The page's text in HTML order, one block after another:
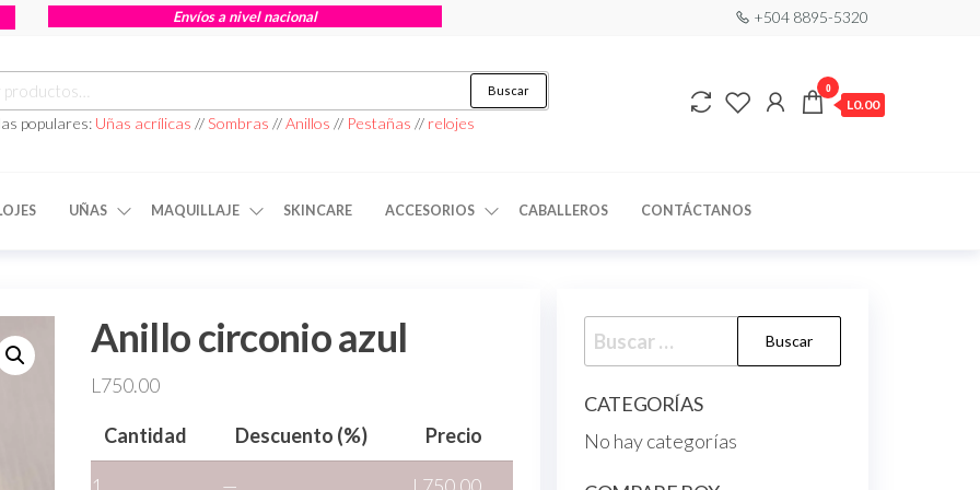
Envíos a nivel nacional +504 8895-5320
Buscar
populares: Uñas acrílicas //Sombras //Anillos // Pestañas // relojes
0
L0.00
UÑAS MAQUILLAJE SKINCARE ACCESORIOS CABALLEROS CONTÁCTANOS
Anillo circonio azul
L 750.00
Cantidad Descuento (%) Precio
1 — L 750.00
CATEGORÍAS
No hay categorías